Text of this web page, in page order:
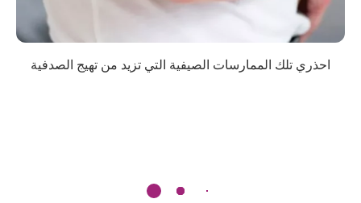
احذري تلك الممارسات الصيفية التي تزيد من تهيج الصدفية